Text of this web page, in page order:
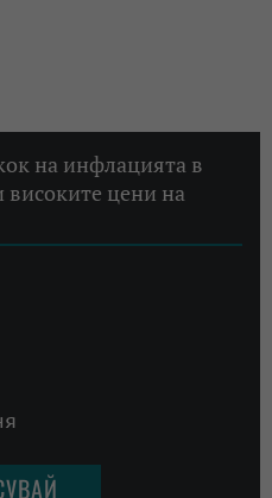
на инфлацията в
високите цени на